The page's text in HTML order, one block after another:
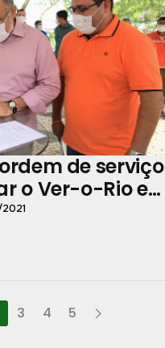
de serviço
o Ver-o-Rio e
Pedro
3 4 5